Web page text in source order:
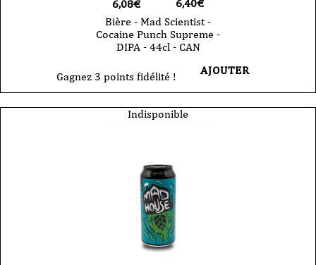
6,08€
6,40€
Bière - Mad Scientist -
Cocaine Punch Supreme -
DIPA - 44cl - CAN
Gagnez 3 points fidélité ! AJOUTER
Indisponible